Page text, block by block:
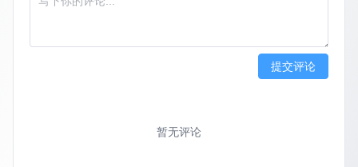
提交评论
暂无评论